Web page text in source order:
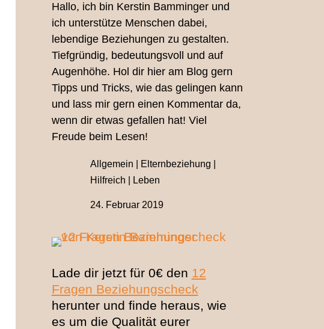
Hallo, ich bin Kerstin Bamminger und
ich unterstütze Menschen dabei,
lebendige Beziehungen zu gestalten.
Tiefgründig, bedeutungsvoll und auf
Augenhöhe. Hol dir hier am Blog gern
Tipps und Tricks, wie das gelingen kann
und lass mir gern einen Kommentar da,
wenn dir etwas gefallen hat! Viel
Freude beim Lesen!
Allgemein Elternbeziehung
Hilfreich
Leben
24. Februar 2019
Lade dir jetzt für 0€ den 12
Fragen Beziehungscheck
herunter und finde heraus, wie
es um die Qualität eurer